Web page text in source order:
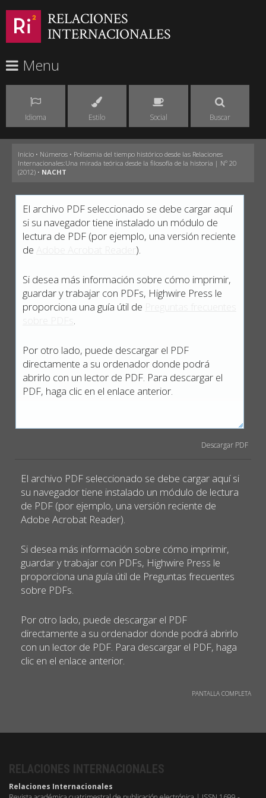
RELACIONES
INTERNACIONALES
Menu
Idioma Estilo Social Buscar
Inicio • Números • Polisemia del tiempo histórico desde las Relaciones
Internacionales:Una mirada teórica desde la filosofía de la historia | Nº 20
(2012) • NACHT
El archivo PDF seleccionado se debe cargar aquí
si su navegador tiene instalado un módulo de
lectura de PDF (por ejemplo, una versión reciente
de
).
Si desea más información sobre cómo imprimir,
guardar y trabajar con PDFs, Highwire Press le
proporciona una guía útil de
.
Por otro lado, puede descargar el PDF
directamente a su ordenador donde podrá
abrirlo con un lector de PDF. Para descargar el
PDF, haga clic en el enlace anterior.
Descargar PDF
El archivo PDF seleccionado se debe cargar aquí si
su navegador tiene instalado un módulo de lectura
de PDF (por ejemplo, una versión reciente de
Adobe Acrobat Reader).
Si desea más información sobre cómo imprimir,
guardar y trabajar con PDFs, Highwire Press le
proporciona una guía útil de Preguntas frecuentes
sobre PDFs.
Por otro lado, puede descargar el PDF
directamente a su ordenador donde podrá abrirlo
con un lector de PDF. Para descargar el PDF, haga
clic en el enlace anterior.
PANTALLA COMPLETA
RELACIONES INTERNACIONALES
Relaciones Internacionales